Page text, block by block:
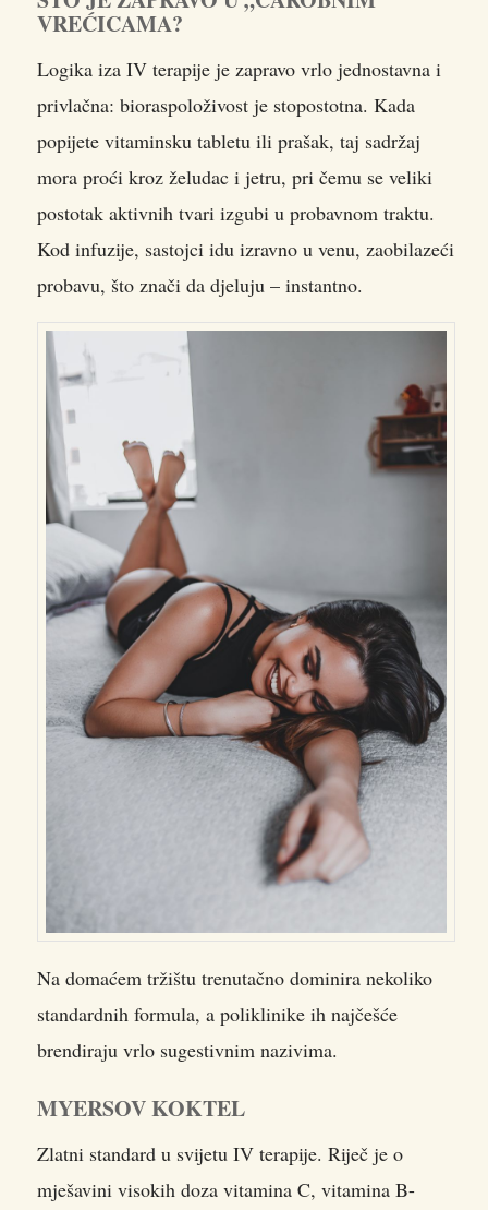
VREĆICAMA?
Logika iza IV terapije je zapravo vrlo jednostavna i
privlačna: bioraspoloživost je stopostotna. Kada
popijete vitaminsku tabletu ili prašak, taj sadržaj
mora proći kroz želudac i jetru, pri čemu se veliki
postotak aktivnih tvari izgubi u probavnom traktu.
Kod infuzije, sastojci idu izravno u venu, zaobilazeći
probavu, što znači da djeluju – instantno.
Na domaćem tržištu trenutačno dominira nekoliko
standardnih formula, a poliklinike ih najčešće
brendiraju vrlo sugestivnim nazivima.
MYERSOV KOKTEL
Zlatni standard u svijetu IV terapije. Riječ je o
mješavini visokih doza vitamina C, vitamina B-